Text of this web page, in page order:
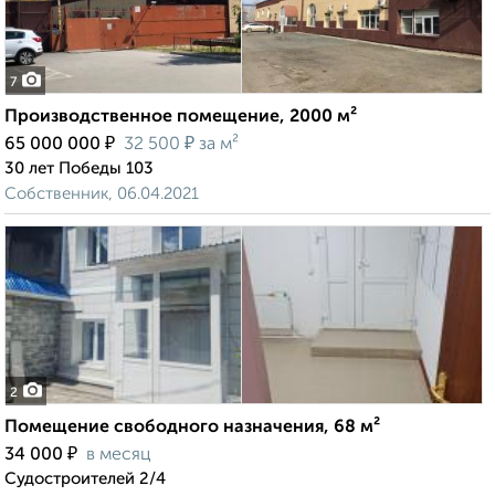
7
Производственное помещение, 2000 м²
65 000 000 ₽ 32 500 ₽ за м²
30 лет Победы 103
Собственник, 06.04.2021
2
Помещение свободного назначения, 68 м²
34 000 ₽ в месяц
Судостроителей 2/4